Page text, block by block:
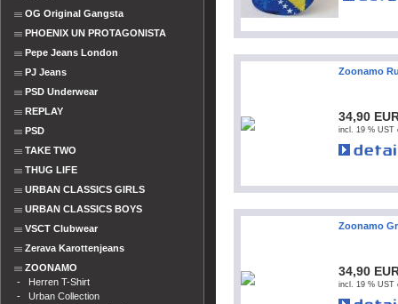
OG Original Gangsta
PHOENIX UN PROTAGONISTA
Pepe Jeans London
PJ Jeans
PSD Underwear
REPLAY
PSD
TAKE TWO
THUG LIFE
URBAN CLASSICS GIRLS
URBAN CLASSICS BOYS
VSCT Clubwear
Zerava Karottenjeans
ZOONAMO
- Herren T-Shirt
- Urban Collection
Zoonamo
34,90
incl. 19 % UST
Zoonamo
34,90
incl. 19 % UST